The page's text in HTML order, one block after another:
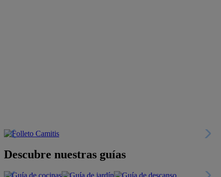
Descubre nuestras guías